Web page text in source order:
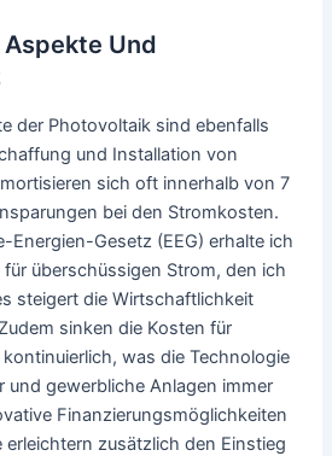
Und
der Photovoltaik sind ebenfalls
und Installation von
sich oft innerhalb von 7
bei den Stromkosten.
Energien-Gesetz (EEG) erhalte ich
überschüssigen Strom, den ich
steigert die Wirtschaftlichkeit
sinken die Kosten für
was die Technologie
und gewerbliche Anlagen immer
Finanzierungsmöglichkeiten
zusätzlich den Einstieg